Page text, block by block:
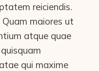
reiciendis.
maiores ut
atque quae
qui maxime